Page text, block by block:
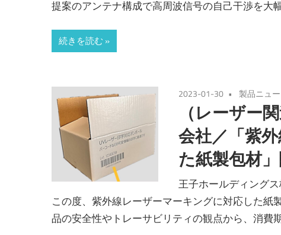
提案のアンテナ構成で高周波信号の自己干渉を大
続きを読む
2023-01-30 製品ニュ
（レーザー
会社／「紫
た紙製包材
王子ホールディング
この度、紫外線レーザーマーキングに対応した
品の安全性やトレーサビリティの観点から、消費